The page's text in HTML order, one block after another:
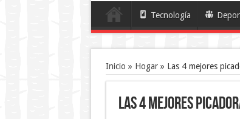
Tecnología
Inicio » Hogar» Las 4 mejores
Las 4 mejores